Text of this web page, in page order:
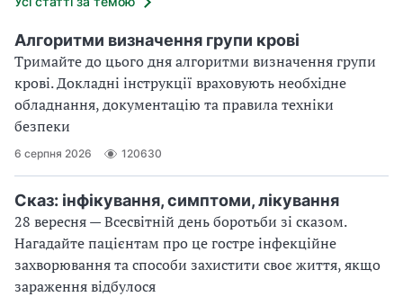
Алгоритми визначення групи крові
Тримайте до цього дня алгоритми визначення групи
крові. Докладні інструкції враховують необхідне
обладнання, документацію та правила техніки
безпеки
6 серпня 2026 120630
Сказ: інфікування, симптоми, лікування
28 вересня — Всесвітній день боротьби зі сказом.
Нагадайте пацієнтам про це гостре інфекційне
захворювання та способи захистити своє життя, якщо
зараження відбулося